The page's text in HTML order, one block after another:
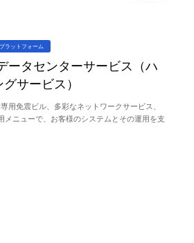
ラットフォーム
ータセンターサービス（ハ
サービス）
用免震ビル、多彩なネットワークサービス、
メニューで、お客様のシステムとその運用を支